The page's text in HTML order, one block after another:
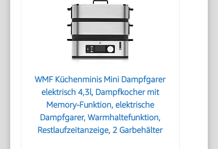
WMF Küchenminis Mini Dampfgarer
elektrisch 4,3l, Dampfkocher mit
Memory-Funktion, elektrische
Dampfgarer, Warmhaltefunktion,
Restlaufzeitanzeige, 2 Garbehälter